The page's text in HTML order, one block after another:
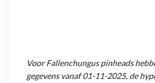
VoorFallenchungus pinheads
gegevens vanaf01-11-2025, de